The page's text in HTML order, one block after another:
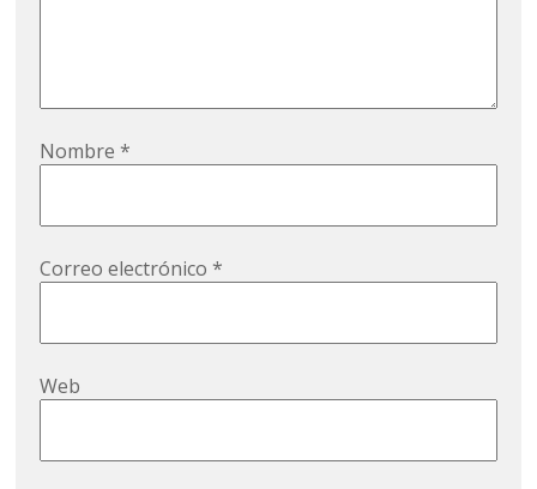
Nombre*
Correo electrónico*
Web